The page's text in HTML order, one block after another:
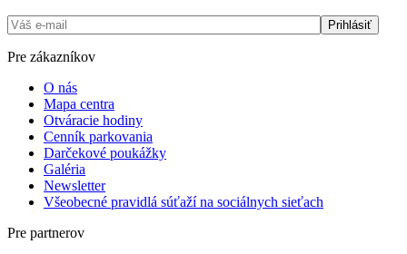
Pre zákazníkov
O nás
Mapa centra
Otváracie hodiny
Cenník parkovania
Darčekové poukážky
Galéria
Newsletter
Všeobecné pravidlá súťaží na sociálnych sieťach
Pre partnerov